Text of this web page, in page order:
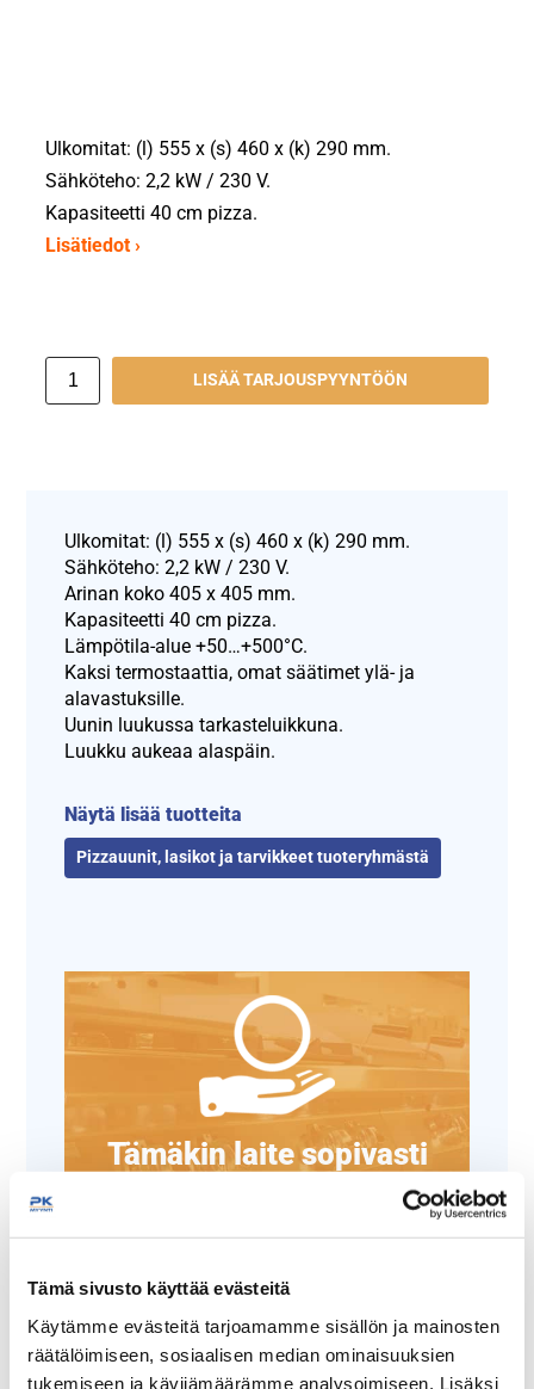
Tämä sivusto käyttää evästeitä
Käytämme evästeitä tarjoamamme sisällön ja mainosten
räätälöimiseen, sosiaalisen median ominaisuuksien
tukemiseen ja kävijämäärämme analysoimiseen. Lisäksi
Ulkomitat: (l) 555 x (s) 460 x (k) 290 mm.
Sähköteho: 2,2 kW / 230 V.
Kapasiteetti 40 cm pizza.
Lisätiedot ›
LISÄÄ TARJOUSPYYNTÖÖN
Ulkomitat: (l) 555 x (s) 460 x (k) 290 mm.
Sähköteho: 2,2 kW / 230 V.
Arinan koko 405 x 405 mm.
Kapasiteetti 40 cm pizza.
Lämpötila-alue +50…+500°C.
Kaksi termostaattia, omat säätimet ylä- ja
alavastuksille.
Uunin luukussa tarkasteluikkuna.
Luukku aukeaa alaspäin.
Näytä lisää tuotteita
Pizzauunit, lasikot ja tarvikkeet tuoteryhmästä
Tämäkin laite sopivasti